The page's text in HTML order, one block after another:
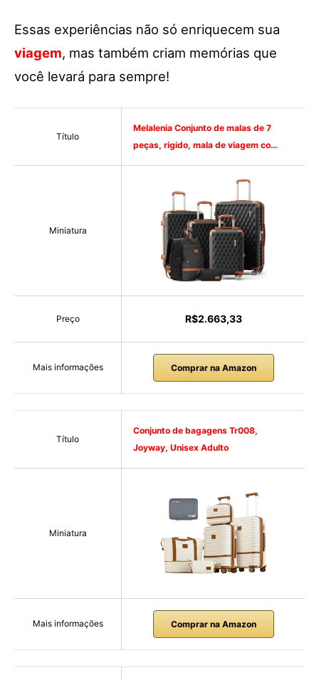
Essas experiências não só enriquecem sua
viagem, mas também criam memórias que
você levará para sempre!
Título
Melalenia Conjunto de malas de 7
peças, rígido, mala de viagem co…
Miniatura
Preço R$2.663,33
Mais informações Comprar na Amazon
Título
Conjunto de bagagens Tr008,
Joyway, Unisex Adulto
Miniatura
Mais informações Comprar na Amazon